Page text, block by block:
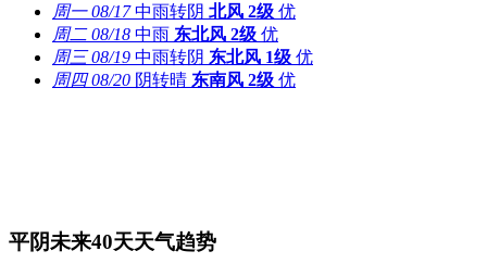
周一 08/17 中雨转阴 北风 2级 优
周二 08/18 中雨 东北风 2级 优
周三 08/19 中雨转阴 东北风 1级 优
周四 08/20 阴转晴 东南风 2级 优
平阴未来40天天气趋势